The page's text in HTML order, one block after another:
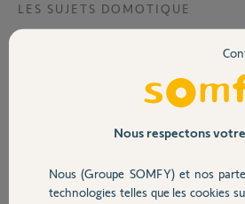
Volet
Sécurité
LES SUJETS DOMOTIQUE
Désactiver box tahoma ?
Je souhaite désactiver ma box tahoma car je
rempli le formulaire depuis plusieurs moi et
Pin : 1206-9125-8842
Pierre G.
Nous respectons
Nous (Groupe SOMFY) et nos
technologies telles que les cookies